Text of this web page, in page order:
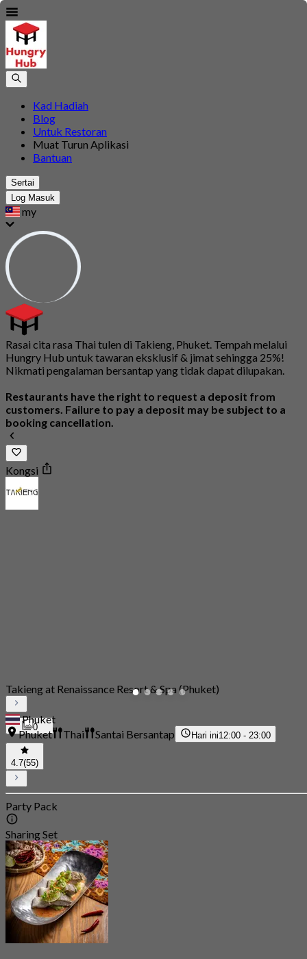
Kad Hadiah
Blog
Untuk Restoran
Muat Turun Aplikasi
Bantuan
Sertai
Log Masuk
my
Rasai cita rasa Thai tulen di Takieng, Phuket. Tempah melalui
Hungry Hub untuk tawaran eksklusif & jimat sehingga 25%!
Nikmati pengalaman bersantap yang tidak dapat dilupakan.
Restaurants have the right to request a deposit from
customers. Failure to pay a deposit may be subject to a
booking cancellation.
Kongsi
0
Takieng at Renaissance Resort & Spa (Phuket)
Phuket
Phuket
Thai Santai Bersantap Hari ini12:00 - 23:00
4.7(55)
Party Pack
Sharing Set